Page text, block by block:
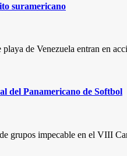
suramericano
de Venezuela entran en
del Panamericano de Softbol
grupos impecable en el VIII